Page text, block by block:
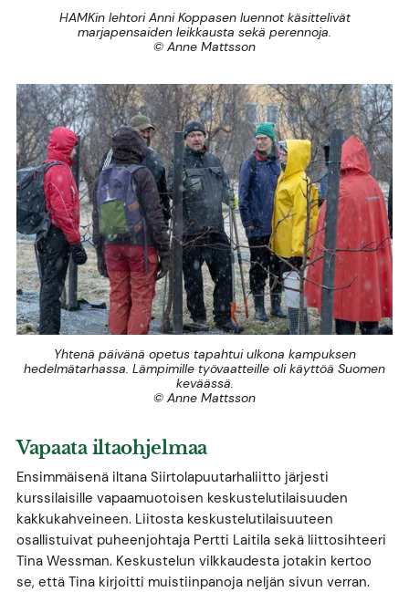
HAMKin lehtori Anni Koppasen luennot käsittelivät
marjapensaiden leikkausta sekä perennoja.
© Anne Mattsson
Yhtenä päivänä opetus tapahtui ulkona kampuksen
hedelmätarhassa. Lämpimille työvaatteille oli käyttöä Suomen
keväässä.
© Anne Mattsson
Vapaata iltaohjelmaa
Ensimmäisenä iltana Siirtolapuutarhaliitto järjesti
kurssilaisille vapaamuotoisen keskustelutilaisuuden
kakkukahveineen. Liitosta keskustelutilaisuuteen
osallistuivat puheenjohtaja Pertti Laitila sekä liittosihteeri
Tina Wessman. Keskustelun vilkkaudesta jotakin kertoo
se, että Tina kirjoitti muistiinpanoja neljän sivun verran.